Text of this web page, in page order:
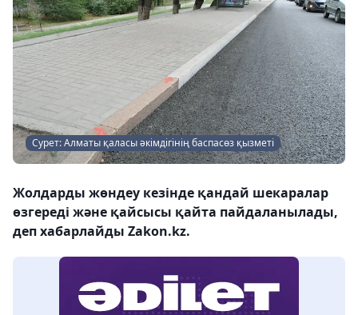
Сурет: Алматы қаласы әкімдігінің баспасөз қызметі
Жолдарды жөндеу кезінде қандай шекаралар
өзгереді және қайсысы қайта пайдаланылады,
деп хабарлайды Zakon.kz.